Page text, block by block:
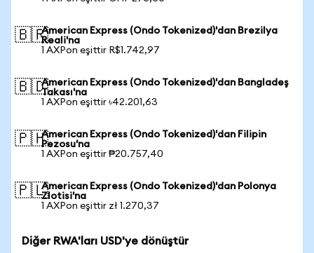
🇧🇷American Express (Ondo Tokenized)'dan Brezilya
Reali'na
1 AXPon eşittir R$1.742,97
🇧🇩American Express (Ondo Tokenized)'dan Bangladeş
Takası'na
1 AXPon eşittir ৳42.201,63
🇵🇭American Express (Ondo Tokenized)'dan Filipin
Pezosu'na
1 AXPon eşittir ₱20.757,40
🇵🇱American Express (Ondo Tokenized)'dan Polonya
Zlotisi'na
1 AXPon eşittir zł 1.270,37
Diğer RWA'ları USD'ye dönüştür